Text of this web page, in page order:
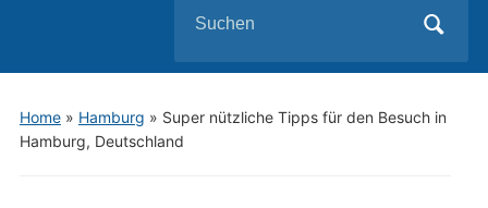
for:
Home» Hamburg » Super nützliche Tipps für den Besuch in
Hamburg, Deutschland